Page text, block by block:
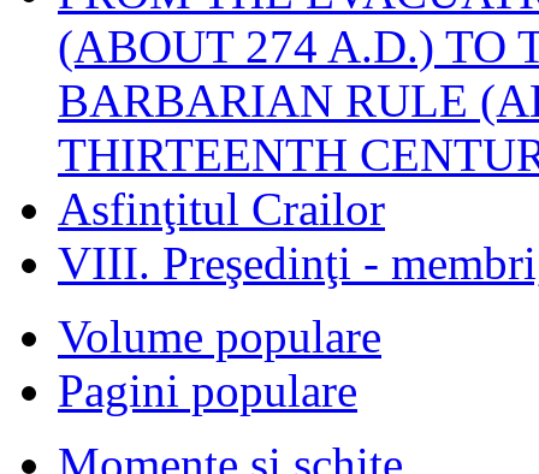
(ABOUT 274 A.D.) TO
BARBARIAN RULE
THIRTEENTH
Asfinţitul Crailor
VIII. Preşedinţi -
Volume populare
Pagini populare
Momente şi schiţe